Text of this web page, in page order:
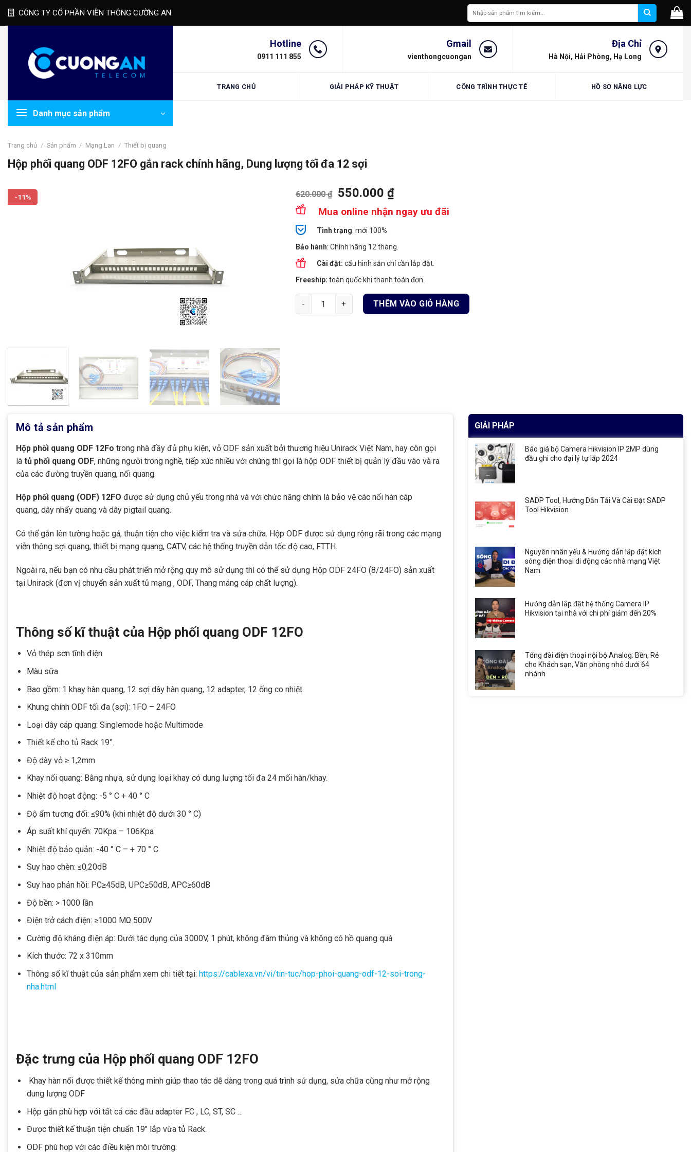
Skip
CÔNG TY CỔ PHẦN VIỄN THÔNG CƯỜNG AN
Tìm
kiếm:
Hotline
0911 111 855
Gmail
vienthongcuongan
Địa Chỉ
Hà Nội, Hải Phòng, Hạ Long
TRANG CHỦ GIẢI PHÁP KỸ THUẬT CÔNG TRÌNH THỰC TẾ HỒ SƠ NĂNG LỰC
Danh mục sản phẩm
Trang chủ / Sản phẩm / Mạng Lan / Thiết bị quang
Hộp phối quang ODF 12FO gắn rack chính hãng, Dung lượng tối đa 12 sợi
-11% 620.000₫ 550.000₫
Mua online nhận ngay ưu đãi
Tình trạng: mới 100%
Bảo hành: Chính hãng 12 tháng.
Cài đặt: cấu hình sẵn chỉ cần lắp đặt.
Freeship: toàn quốc khi thanh toán đơn.
Hộp phối quang ODF 12FO gắn rack chính hãng, Dung lượng tối đa 12 sợi số lượng
THÊM VÀO GIỎ HÀNG
Mô tả sản phẩm
Hộp phối quang ODF 12Fo trong nhà đầy đủ phụ kiện, vỏ ODF sản xuất bởi thương hiệu Unirack Việt Nam, hay còn gọi
là tủ phối quang ODF, những người trong nghề, tiếp xúc nhiều với chúng thì gọi là hộp ODF thiết bị quản lý đầu vào và ra
của các đường truyền quang, nối quang.
Hộp phối quang (ODF) 12FO được sử dụng chủ yếu trong nhà và với chức năng chính là bảo vệ các nối hàn cáp
quang, dây nhẩy quang và dây pigtail quang.
Có thể gắn lên tường hoặc gá, thuận tiện cho việc kiểm tra và sửa chữa. Hộp ODF được sử dụng rộng rãi trong các mạng
viễn thông sợi quang, thiết bị mạng quang, CATV, các hệ thống truyền dẫn tốc độ cao, FTTH.
Ngoài ra, nếu bạn có nhu cầu phát triển mở rộng quy mô sử dụng thì có thể sử dụng Hộp ODF 24FO (8/24FO) sản xuất
tại Unirack (đơn vị chuyển sản xuất tủ mạng , ODF, Thang máng cáp chất lượng).
Thông số kĩ thuật của Hộp phối quang ODF 12FO
Vỏ thép sơn tĩnh điện
Màu sữa
Bao gồm: 1 khay hàn quang, 12 sợi dây hàn quang, 12 adapter, 12 ống co nhiệt
Khung chính ODF tối đa (sợi): 1FO – 24FO
Loại dây cáp quang: Singlemode hoặc Multimode
Thiết kế cho tủ Rack 19”.
Độ dày vỏ ≥ 1,2mm
Khay nối quang: Bằng nhựa, sử dụng loại khay có dung lượng tối đa 24 mối hàn/khay.
Nhiệt độ hoạt động: -5 ° C + 40 ° C
Độ ẩm tương đối: ≤90% (khi nhiệt độ dưới 30 ° C)
Áp suất khí quyển: 70Kpa – 106Kpa
Nhiệt độ bảo quản: -40 ° C – + 70 ° C
Suy hao chèn: ≤0,20dB
Suy hao phản hồi: PC≥45dB, UPC≥50dB, APC≥60dB
Độ bền: > 1000 lần
Điện trở cách điện: ≥1000 MΩ 500V
Cường độ kháng điện áp: Dưới tác dụng của 3000V, 1 phút, không đâm thủng và không có hồ quang quá
Kích thước: 72 x 310mm
Thông số kĩ thuật của sản phẩm xem chi tiết tại: https://cablexa.vn/vi/tin-tuc/hop-phoi-quang-odf-12-soi-trong-
nha.html
Đặc trưng của Hộp phối quang ODF 12FO
Khay hàn nối được thiết kế thông minh giúp thao tác dễ dàng trong quá trình sử dụng, sửa chữa cũng như mở rộng
dung lượng ODF
Hộp gắn phù hợp với tất cả các đầu adapter FC , LC, ST, SC …
Được thiết kế thuận tiện chuẩn 19″ lắp vừa tủ Rack.
ODF phù hợp với các điều kiện môi trường.
GIẢI PHÁP
Báo giá bộ Camera Hikvision IP 2MP dùng
đầu ghi cho đại lý tự lắp 2024
SADP Tool, Hướng Dẫn Tải Và Cài Đặt SADP
Tool Hikvision
Nguyên nhân yếu & Hướng dẫn lắp đặt kích
sóng điện thoại di động các nhà mạng Việt
Nam
Hướng dẫn lắp đặt hệ thống Camera IP
Hikvision tại nhà với chi phí giảm đến 20%
Tổng đài điện thoại nội bộ Analog: Bền, Rẻ
cho Khách sạn, Văn phòng nhỏ dưới 64
nhánh